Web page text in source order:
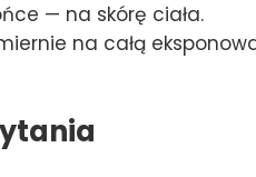
— na skórę ciała.
na całą